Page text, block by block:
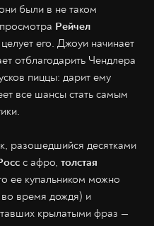
были в не таком
Рейчел
его. Джоуи начинает
отблагодарить Чендлера
пиццы: дарит ему
все шансы стать самым
разошедшийся десятками
с афро, толстая
ее купальником можно
во время дождя) и
крылатыми фраз —